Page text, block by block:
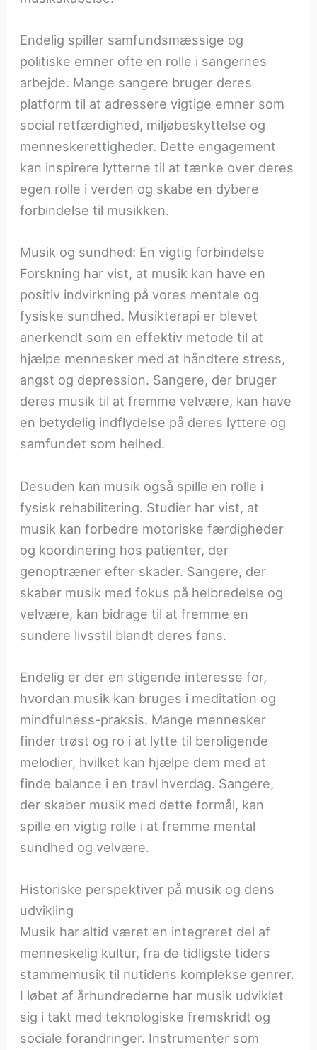
Endelig spiller samfundsmæssige og
politiske emner ofte en rolle i sangernes
arbejde. Mange sangere bruger deres
platform til at adressere vigtige emner som
social retfærdighed, miljøbeskyttelse og
menneskerettigheder. Dette engagement
kan inspirere lytterne til at tænke over deres
egen rolle i verden og skabe en dybere
forbindelse til musikken.
Musik og sundhed: En vigtig forbindelse
Forskning har vist, at musik kan have en
positiv indvirkning på vores mentale og
fysiske sundhed. Musikterapi er blevet
anerkendt som en effektiv metode til at
hjælpe mennesker med at håndtere stress,
angst og depression. Sangere, der bruger
deres musik til at fremme velvære, kan have
en betydelig indflydelse på deres lyttere og
samfundet som helhed.
Desuden kan musik også spille en rolle i
fysisk rehabilitering. Studier har vist, at
musik kan forbedre motoriske færdigheder
og koordinering hos patienter, der
genoptræner efter skader. Sangere, der
skaber musik med fokus på helbredelse og
velvære, kan bidrage til at fremme en
sundere livsstil blandt deres fans.
Endelig er der en stigende interesse for,
hvordan musik kan bruges i meditation og
mindfulness-praksis. Mange mennesker
finder trøst og ro i at lytte til beroligende
melodier, hvilket kan hjælpe dem med at
finde balance i en travl hverdag. Sangere,
der skaber musik med dette formål, kan
spille en vigtig rolle i at fremme mental
sundhed og velvære.
Historiske perspektiver på musik og dens
udvikling
Musik har altid været en integreret del af
menneskelig kultur, fra de tidligste tiders
stammemusik til nutidens komplekse genrer.
I løbet af århundrederne har musik udviklet
sig i takt med teknologiske fremskridt og
sociale forandringer. Instrumenter som